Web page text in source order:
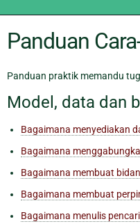
Panduan
Panduan praktik memandu
Model, data dan
Bagaimana menyediakan
Bagaimana
Bagaimana membuat
Bagaimana membuat
Bagaimana menulis